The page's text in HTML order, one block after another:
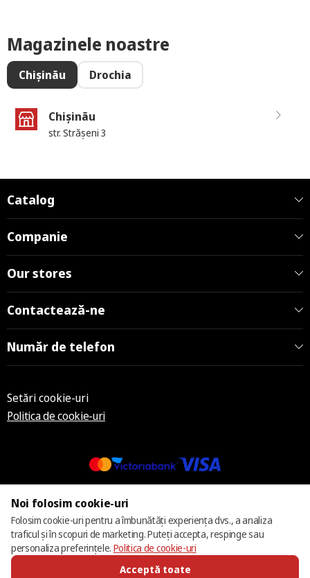
Magazinele noastre
Chișinău Drochia
Chișinău
str. Strășeni 3
Catalog
Companie
Our stores
Contactează-ne
Număr de telefon
Setări cookie-uri
Politica de cookie-uri
© 2013 – 2026 ECOM
Noi folosim cookie-uri
Folosim cookie-uri pentru a îmbunătăți experiența dvs., a analiza
traficul și în scopuri de marketing. Puteți accepta, respinge sau
personaliza preferințele. Politica de cookie-uri
Acceptă toate